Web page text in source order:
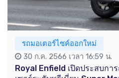
รถมอเตอร์ไซค์ออกใหม่
30 ก.ค. 2566 เวลา 16:59 น.
Royal Enfield เปิดประสบก